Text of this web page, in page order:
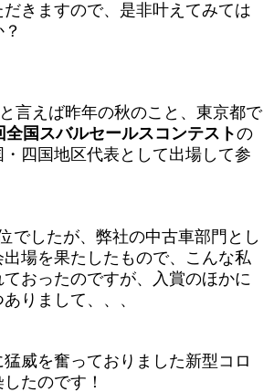
きますので、是非叶えてみては
言えば昨年の秋のこと、東京都で
全国スバルセールスコンテストの
四国地区代表として出場して参
でしたが、弊社の中古車部門とし
場を果たしたもので、こんな私
おったのですが、入賞のほかに
りまして、、、
威を奮っておりました新型コロ
たのです！